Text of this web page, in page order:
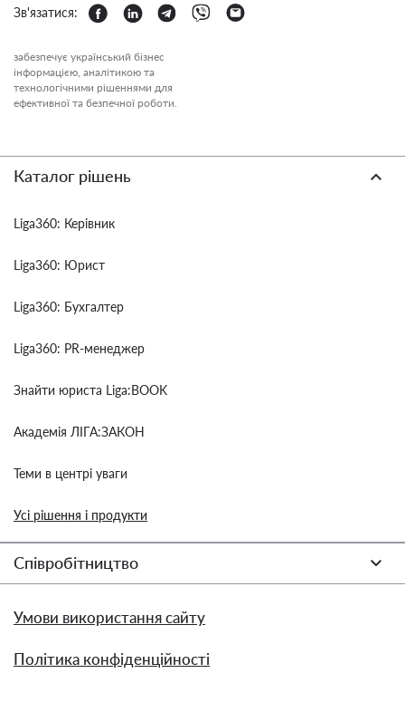
Зв'язатися:
забезпечує український бізнес
інформацією, аналітикою та
технологічними рішеннями для
ефективної та безпечної роботи.
Каталог рішень
Liga360: Керівник
Liga360: Юрист
Liga360: Бухгалтер
Liga360: PR-менеджер
Знайти юриста Liga:BOOK
Академія ЛІГА:ЗАКОН
Теми в центрі уваги
Усі рішення і продукти
Співробітництво
Умови використання сайту
Політика конфіденційності